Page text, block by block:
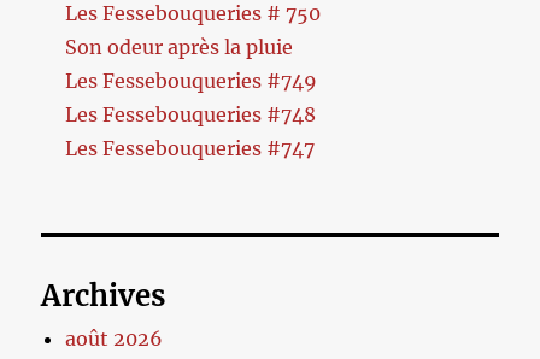
Les Fessebouqueries # 750
Son odeur après la pluie
Les Fessebouqueries #749
Les Fessebouqueries #748
Les Fessebouqueries #747
Archives
août 2026